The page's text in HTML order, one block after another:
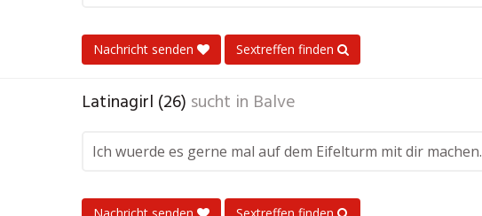
Nachricht senden Sextreffen finden
Latinagirl (26) sucht in Balve
Ich wuerde es gerne mal auf dem Eifelturm mit dir machen.